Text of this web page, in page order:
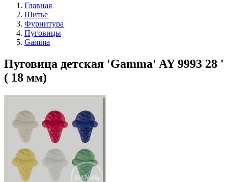
Главная
Шитье
Фурнитура
Пуговицы
Gamma
Пуговица детская 'Gamma' AY 9993 28 '
( 18 мм)